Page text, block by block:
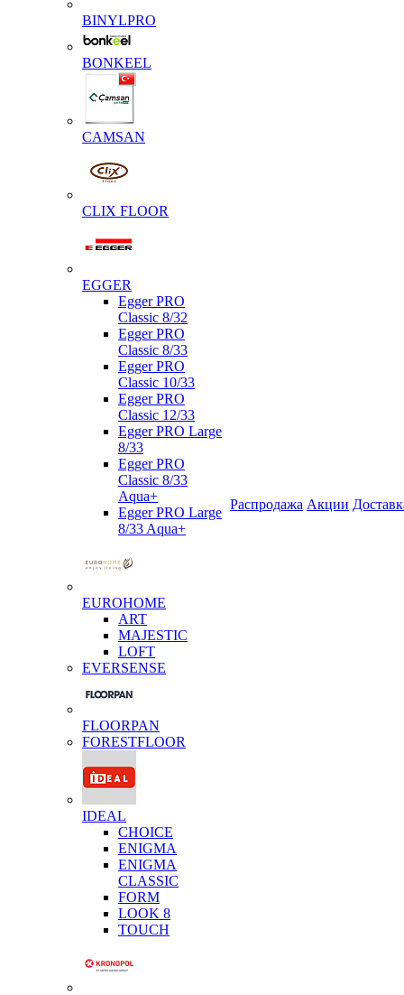
BINYLPRO
BONKEEL
CAMSAN
CLIX FLOOR
EGGER
Egger PRO
Classic 8/32
Egger PRO
Classic 8/33
Egger PRO
Classic 10/33
Egger PRO
Classic 12/33
Egger PRO Large
8/33
Egger PRO
Classic 8/33
Aqua+
Egger PRO Large
8/33 Aqua+
EUROHOME
ART
MAJESTIC
LOFT
EVERSENSE
FLOORPAN
FORESTFLOOR
IDEAL
CHOICE
ENIGMA
ENIGMA
CLASSIC
FORM
LOOK 8
TOUCH
Распродажа Акции